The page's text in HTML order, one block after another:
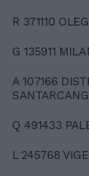
R 371110
G 135911
A 107166
Q 491433
L 245768